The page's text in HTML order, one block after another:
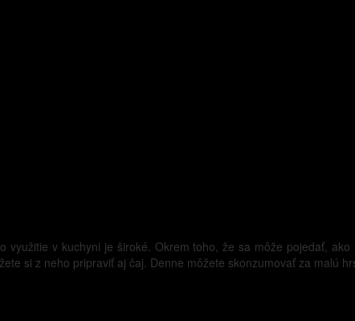
v kuchyni je široké. Okrem toho, že sa môže pojedať, ako
si z neho pripraviť aj čaj. Denne môžete skonzumovať za malú